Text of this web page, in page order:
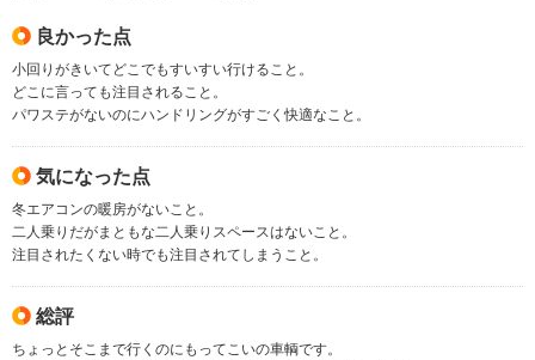
良かった点
小回りがきいてどこでもすいすい行けること。
どこに言っても注目されること。
パワステがないのにハンドリングがすごく快適なこと。
気になった点
冬エアコンの暖房がないこと。
二人乗りだがまともな二人乗りスペースはないこと。
注目されたくない時でも注目されてしまうこと。
総評
ちょっとそこまで行くのにもってこいの車輌です。